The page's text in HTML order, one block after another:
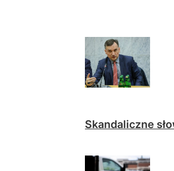
Skandaliczne